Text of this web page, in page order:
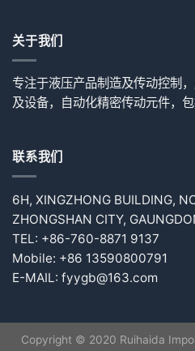
关于我们
专注于液压产品制造及传动控制
及设备，自动化精密传动元件，
联系我们
6H, XINGZHONG BUILDING,
ZHONGSHAN CITY,
TEL: +86-760-8871 9137
Mobile: +86 13590800791
E-MAIL: fyygb@163.com
Copyright © 2020 Ruihaida